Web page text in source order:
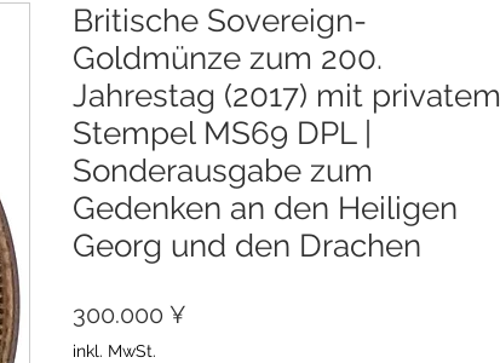
Britische Sovereign-
Goldmünze zum 200.
Jahrestag (2017) mit privatem
Stempel MS69 DPL |
Sonderausgabe zum
Gedenken an den Heiligen
Georg und den Drachen
300.000 ¥
inkl. MwSt.